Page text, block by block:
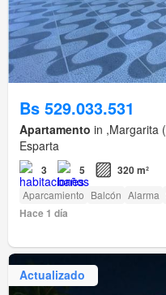
Bs 529.033.531
Apartamento in ,Margarita
Esparta
3 5 320 m²
Aparcamiento Balcón Alarma
Hace 1 día
Actualizado